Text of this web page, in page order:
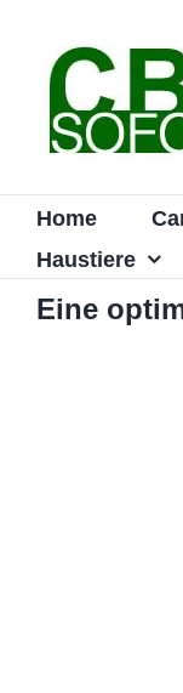
springen
Home
Haustiere
Eine